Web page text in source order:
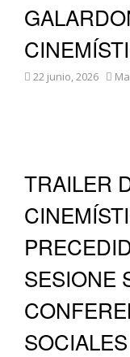
22 junio, 2026
TRAILER
SESIONE
SOCIALES